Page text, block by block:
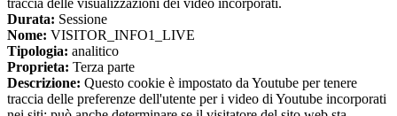
traccia delle visualizzazioni dei video incorporati.
Durata: Sessione
Nome: VISITOR_INFO1_LIVE
Tipologia: analitico
Proprieta: Terza parte
Descrizione: Questo cookie è impostato da Youtube per tenere
traccia delle preferenze dell'utente per i video di Youtube incorporati